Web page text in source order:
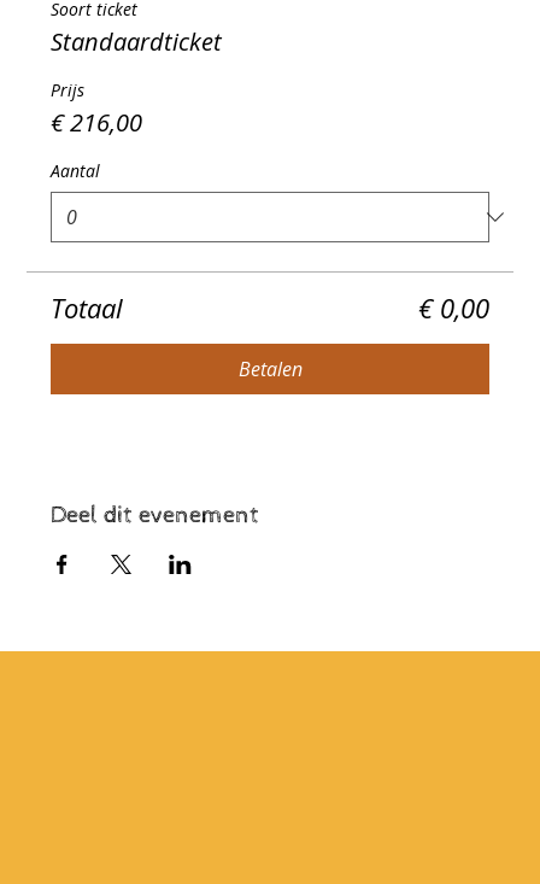
Soort ticket
Standaardticket
Prijs
€ 216,00
Aantal
Totaal € 0,00
Betalen
Deel dit evenement